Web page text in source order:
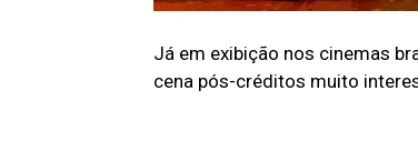
Já em exibição nos cinemas
cena pós-créditos muito